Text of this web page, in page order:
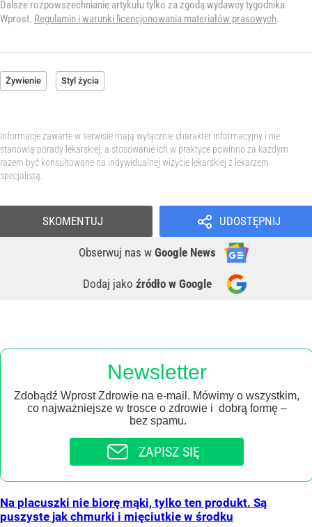
Dalsze rozpowszechnianie artykułu tylko za zgodą wydawcy tygodnika
Wprost. Regulamin i warunki licencjonowania materiałów prasowych.
Żywienie Styl życia
Informacje zawarte w serwisie mają wyłącznie charakter informacyjny i nie
stanowią porady lekarskiej, a stosowanie ich w praktyce powinno za każdym
razem być konsultowane na indywidualnej wizycie lekarskiej z lekarzem
specjalistą.
UDOSTĘPNIJ
Obserwuj nas w Google News
Dodaj jako źródło w Google
SKOMENTUJ
Newsletter
Zdobądź Wprost Zdrowie na e-mail. Mówimy o wszystkim,
co najważniejsze w trosce o zdrowie i dobrą formę –
bez spamu.
ZAPISZ SIĘ
Na placuszki nie biorę mąki, tylko ten produkt. Są
puszyste jak chmurki i mięciutkie w środku